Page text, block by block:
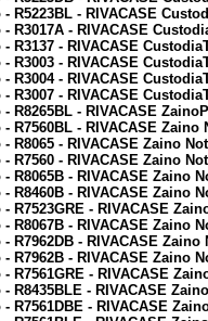
R5223BL - RIVACASE
- RIVACASE
- RIVACASE
- RIVACASE
- RIVACASE
- RIVACASE
- RIVACASE
R7560BL - RIVACASE
R8065 - RIVACASE Zaino
R7560 - RIVACASE Zaino
R8065B - RIVACASE Zaino
- RIVACASE Zaino
R7523GRE - RIVACASE
- RIVACASE Zaino
- RIVACASE
- RIVACASE Zaino
R7561GRE - RIVACASE
- RIVACASE
- RIVACASE